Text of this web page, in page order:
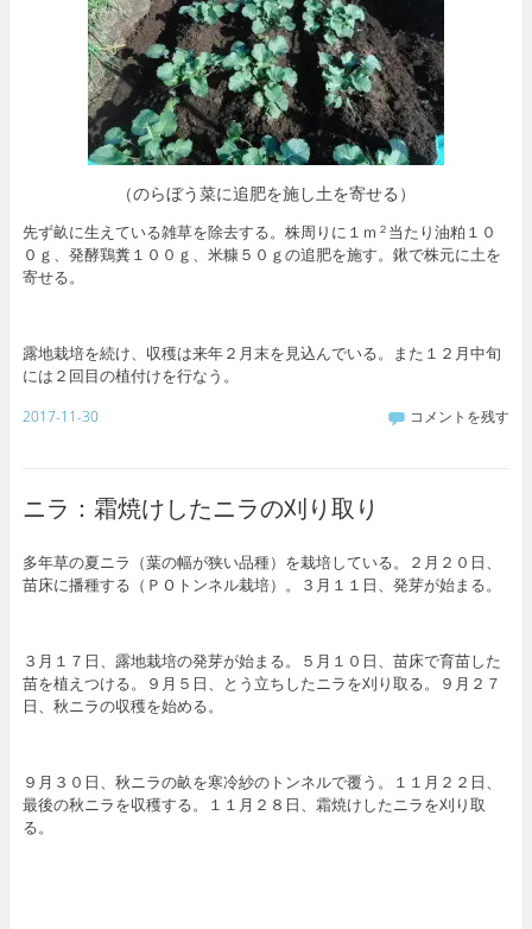
（のらぼう菜に追肥を施し土を寄せる）
先ず畝に生えている雑草を除去する。株周りに１ｍ ２ 当たり油粕１０
０ｇ、発酵鶏糞１００ｇ、米糠５０ｇの追肥を施す。鍬で株元に土を
寄せる。
露地栽培を続け、収穫は来年２月末を見込んでいる。また１２月中旬
には２回目の植付けを行なう。
2017-11-30 コメントを残す
ニラ：霜焼けしたニラの刈り取り
多年草の夏ニラ（葉の幅が狭い品種）を栽培している。２月２０日、
苗床に播種する（ＰＯトンネル栽培）。３月１１日、発芽が始まる。
３月１７日、露地栽培の発芽が始まる。５月１０日、苗床で育苗した
苗を植えつける。９月５日、とう立ちしたニラを刈り取る。９月２７
日、秋ニラの収穫を始める。
９月３０日、秋ニラの畝を寒冷紗のトンネルで覆う。１１月２２日、
最後の秋ニラを収穫する。１１月２８日、霜焼けしたニラを刈り取
る。